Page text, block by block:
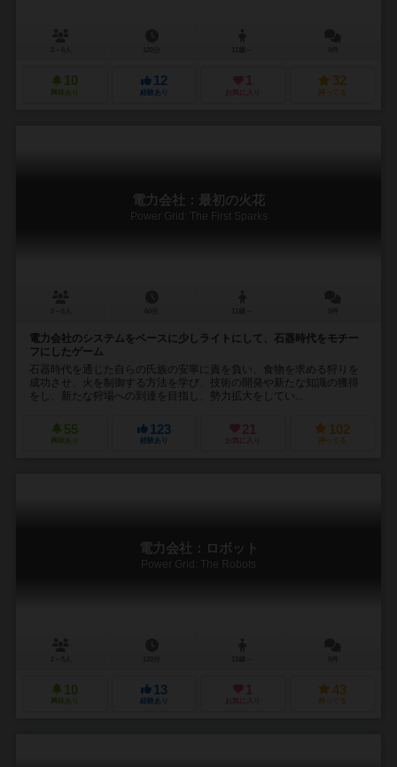
10
興味あり
12
経験あり
1
お気に入り
32
持ってる
電力会社：最初の火花
Power Grid: The First Sparks
電力会社のシステムをベースに少しライトにして、石器時代をモチー
フにしたゲーム
石器時代を通じた自らの氏族の安寧に責を負い、食物を求める狩りを
成功させ、火を制御する方法を学び、技術の開発や新たな知識の獲得
をし、新たな狩場への到達を目指し、勢力拡大をしてい...
55
興味あり
123
経験あり
21
お気に入り
102
持ってる
電力会社：ロボット
Power Grid: The Robots
10
興味あり
13
経験あり
1
お気に入り
43
持ってる